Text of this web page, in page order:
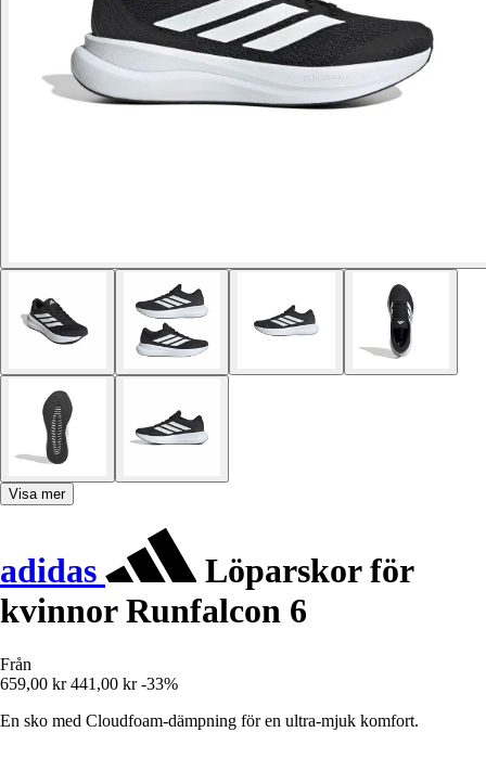
Visa mer
adidas
Löparskor för
kvinnor Runfalcon 6
Från
659,00 kr 441,00 kr -33%
En sko med Cloudfoam-dämpning för en ultra-mjuk komfort.